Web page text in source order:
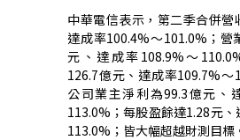
中華電信表示，第二季合併營
達成率100.4%～101.0% ；
元、達成率 108.9%～
126.7億元、達成率109.7%～
公司業主淨利為99.3億元、
113.0% ；每股盈餘達1.28元、
113.0% ；皆大幅超越財測目標